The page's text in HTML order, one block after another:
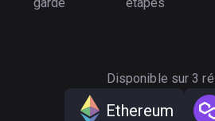
Disponible sur 3
Ethereum